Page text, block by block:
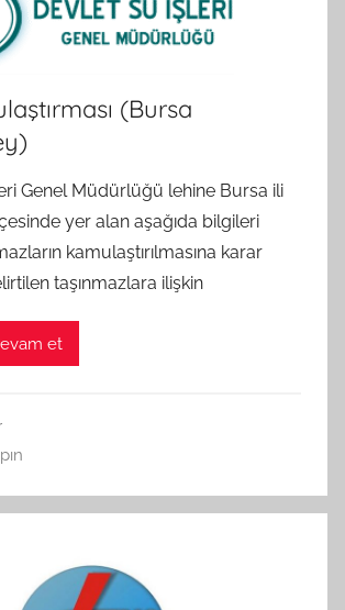
(Bursa
Genel Müdürlüğü lehine Bursa ili
yer alan aşağıda bilgileri
kamulaştırılmasına karar
taşınmazlara ilişkin
et